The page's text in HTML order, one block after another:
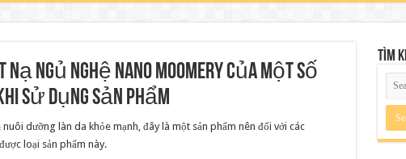
Ngủ Nghệ Nano Moomery của một số
sử dụng sản phẩm
dưỡng làn da khỏe mạnh, đây là một sản phẩm nên đối với các
loại sản phẩm này.
Tìm